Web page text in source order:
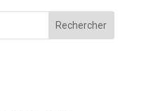
Rechercher